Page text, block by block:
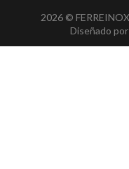
2026 ©
Diseñado